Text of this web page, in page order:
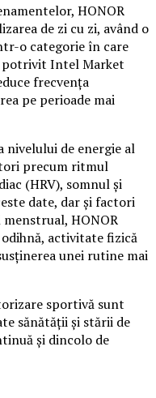
HONOR
de zi cu zi, având o
o categorie în care
potrivit Intel Market
frecvența
pe perioade mai
nivelului de energie al
precum ritmul
(HRV), somnul și
date, dar și factori
HONOR
activitate fizică
unei rutine mai
sportivă sunt
sănătății și stării de
și dincolo de